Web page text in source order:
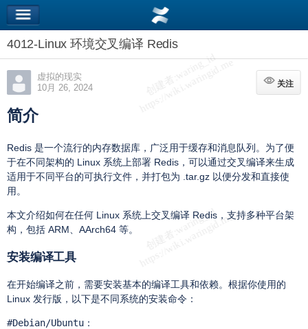
4012-Linux 环境交叉编译 Redis
虚拟的现实
10月 26, 2024
关注
关注
简介
Redis 是一个流行的内存数据库，广泛用于缓存和消息队列。为了便
于在不同架构的 Linux 系统上部署 Redis，可以通过交叉编译来生成
适用于不同平台的可执行文件，并打包为 .tar.gz 以便分发和直接使
用。
本文介绍如何在任何 Linux 系统上交叉编译 Redis，支持多种平台架
构，包括 ARM、AArch64 等。
安装编译工具
在开始编译之前，需要安装基本的编译工具和依赖。根据你使用的
Linux 发行版，以下是不同系统的安装命令：
#Debian/Ubuntu：